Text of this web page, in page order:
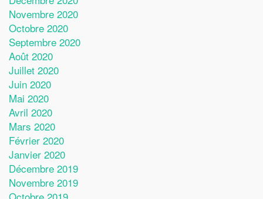
Novembre 2020
Octobre 2020
Septembre 2020
Août 2020
Juillet 2020
Juin 2020
Mai 2020
Avril 2020
Mars 2020
Février 2020
Janvier 2020
Décembre 2019
Novembre 2019